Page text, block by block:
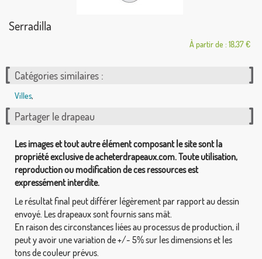
Serradilla
À partir de : 18,37 €
Catégories similaires :
Villes,
Partager le drapeau
Les images et tout autre élément composant le site sont la
propriété exclusive de acheterdrapeaux.com. Toute utilisation,
reproduction ou modification de ces ressources est
expressément interdite.
Le résultat final peut différer légèrement par rapport au dessin
envoyé. Les drapeaux sont fournis sans mât.
En raison des circonstances liées au processus de production, il
peut y avoir une variation de +/- 5% sur les dimensions et les
tons de couleur prévus.